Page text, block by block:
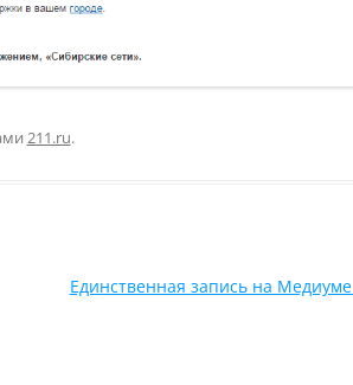
211.ru.
Единственная запись на Медиуме